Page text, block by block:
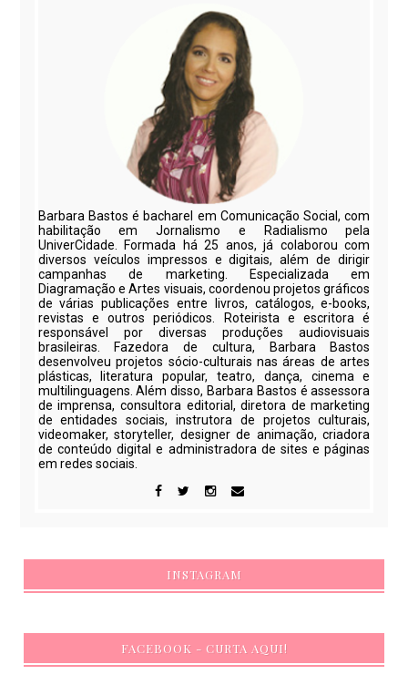
Barbara Bastos é bacharel em Comunicação Social, com
habilitação em Jornalismo e Radialismo pela
UniverCidade. Formada há 25 anos, já colaborou com
diversos veículos impressos e digitais, além de dirigir
campanhas de marketing. Especializada em
Diagramação e Artes visuais, coordenou projetos gráficos
de várias publicações entre livros, catálogos, e-books,
revistas e outros periódicos. Roteirista e escritora é
responsável por diversas produções audiovisuais
brasileiras. Fazedora de cultura, Barbara Bastos
desenvolveu projetos sócio-culturais nas áreas de artes
plásticas, literatura popular, teatro, dança, cinema e
multilinguagens. Além disso, Barbara Bastos é assessora
de imprensa, consultora editorial, diretora de marketing
de entidades sociais, instrutora de projetos culturais,
videomaker, storyteller, designer de animação, criadora
de conteúdo digital e administradora de sites e páginas
em redes sociais.
INSTAGRAM
FACEBOOK - CURTA AQUI!